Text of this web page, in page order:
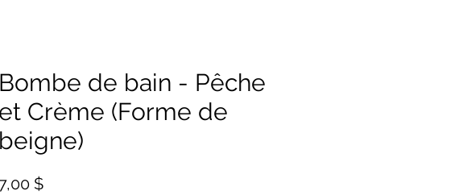
Bombe de bain - Pêche
et Crème (Forme de
beigne)
$Prix